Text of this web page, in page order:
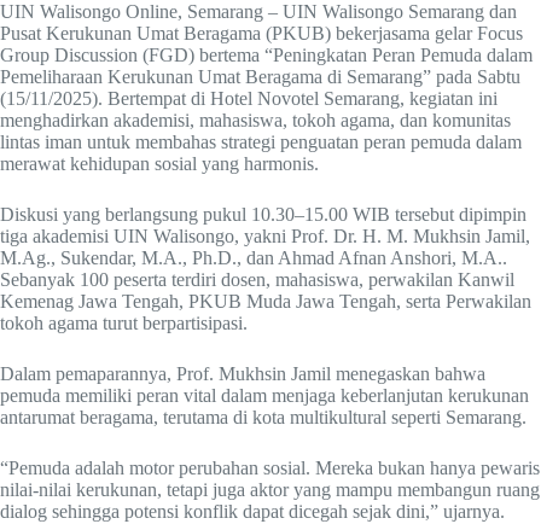
UIN Walisongo Online, Semarang – UIN Walisongo Semarang dan
Pusat Kerukunan Umat Beragama (PKUB) bekerjasama gelar Focus
Group Discussion (FGD) bertema “Peningkatan Peran Pemuda dalam
Pemeliharaan Kerukunan Umat Beragama di Semarang” pada Sabtu
(15/11/2025). Bertempat di Hotel Novotel Semarang, kegiatan ini
menghadirkan akademisi, mahasiswa, tokoh agama, dan komunitas
lintas iman untuk membahas strategi penguatan peran pemuda dalam
merawat kehidupan sosial yang harmonis.
Diskusi yang berlangsung pukul 10.30–15.00 WIB tersebut dipimpin
tiga akademisi UIN Walisongo, yakni Prof. Dr. H. M. Mukhsin Jamil,
M.Ag., Sukendar, M.A., Ph.D., dan Ahmad Afnan Anshori, M.A..
Sebanyak 100 peserta terdiri dosen, mahasiswa, perwakilan Kanwil
Kemenag Jawa Tengah, PKUB Muda Jawa Tengah, serta Perwakilan
tokoh agama turut berpartisipasi.
Dalam pemaparannya, Prof. Mukhsin Jamil menegaskan bahwa
pemuda memiliki peran vital dalam menjaga keberlanjutan kerukunan
antarumat beragama, terutama di kota multikultural seperti Semarang.
“Pemuda adalah motor perubahan sosial. Mereka bukan hanya pewaris
nilai-nilai kerukunan, tetapi juga aktor yang mampu membangun ruang
dialog sehingga potensi konflik dapat dicegah sejak dini,” ujarnya.